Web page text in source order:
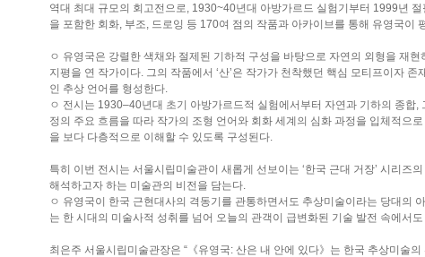
역대 최대 규모의 회고전으로, 1930~40년대 아방가르드 실험기부터 1999년
을 포함한 회화, 부조, 드로잉 등 170여 점의 작품과 아카이브를 통해 유영국이
ㅇ 유영국은 강렬한 색채와 절제된 기하적 구성을 바탕으로 자연의 외형을 재
지평을 연 작가이다. 그의 작품에서 ‘산’은 작가가 천착했던 핵심 모티프이자
인 추상 언어를 형성한다.
ㅇ 전시는 1930–40년대 초기 아방가르드적 실험에서부터 자연과 기하의 종합
정의 주요 흐름을 따라 작가의 조형 언어와 회화 세계의 심화 과정을 입체적으
을 보다 다층적으로 이해할 수 있도록 구성된다.
특히 이번 전시는 서울시립미술관이 새롭게 선보이는 ‘한국 근대 거장’ 시리즈
해석하고자 하는 미술관의 비전을 담는다.
ㅇ 유영국이 한국 근현대사의 격동기를 관통하면서도 추상미술이라는 당대의
는 한 시대의 미술사적 성취를 넘어 오늘의 관객이 급변화된 기술 발전 속에서
최은주 서울시립미술관장은 “《유영국: 산은 내 안에 있다》는 한국 추상미술